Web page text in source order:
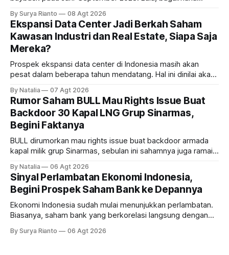
By Surya Rianto 08 Agt 2026
Ekspansi Data Center Jadi Berkah Saham
Kawasan Industri dan Real Estate, Siapa Saja
Mereka?
Prospek ekspansi data center di Indonesia masih akan
pesat dalam beberapa tahun mendatang. Hal ini dinilai akan
estate, ada siapa saja mereka?
By Natalia 07 Agt 2026
Rumor Saham BULL Mau Rights Issue Buat
Backdoor 30 Kapal LNG Grup Sinarmas,
Begini Faktanya
BULL dirumorkan mau rights issue buat backdoor armada
kapal milik grup Sinarmas, sebulan ini sahamnya juga ramai
masih menarik dilirik?
By Natalia 06 Agt 2026
Sinyal Perlambatan Ekonomi Indonesia,
Begini Prospek Saham Bank ke Depannya
Ekonomi Indonesia sudah mulai menunjukkan perlambatan.
Biasanya, saham bank yang berkorelasi langsung dengan
bank ke depannya?
By Surya Rianto 06 Agt 2026